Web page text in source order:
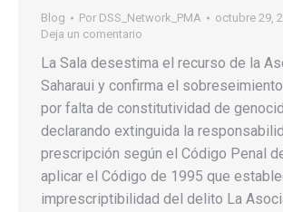
Blog Por DSS_Network_PMA
octubre 29,
Deja un comentario
La Sala desestima el recurso de la
Saharaui y confirma el
por falta de constitutividad de
declarando extinguida la
prescripción según el Código Penal
aplicar el Código de 1995 que
imprescriptibilidad del delito La